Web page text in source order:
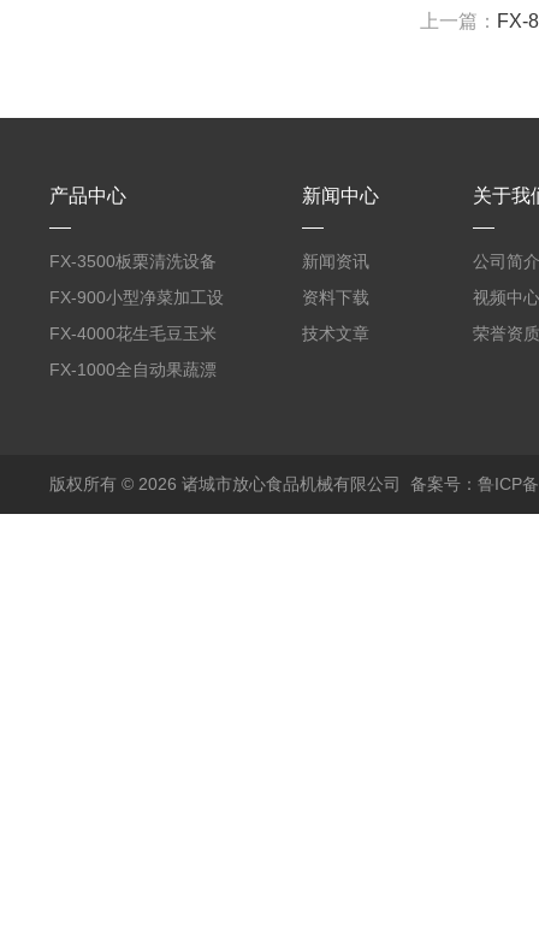
上一篇： FX-
产品中心
FX-3500板栗清洗设备
全自动气泡清洗机
FX-900小型净菜加工设
备野菜清洗机
FX-4000花生毛豆玉米
蒸煮漂烫机
FX-1000全自动果蔬漂
新闻中心
新闻资讯
资料下载
技术文章
关于我
公司简介
视频中心
荣誉资质
版权所有 © 2026 诸城市放心食品机械有限公司 备案号：鲁ICP